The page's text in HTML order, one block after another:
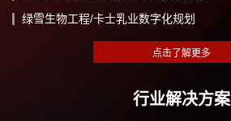
绿雪生物工程/卡士乳业数字化规划
行业解决方案